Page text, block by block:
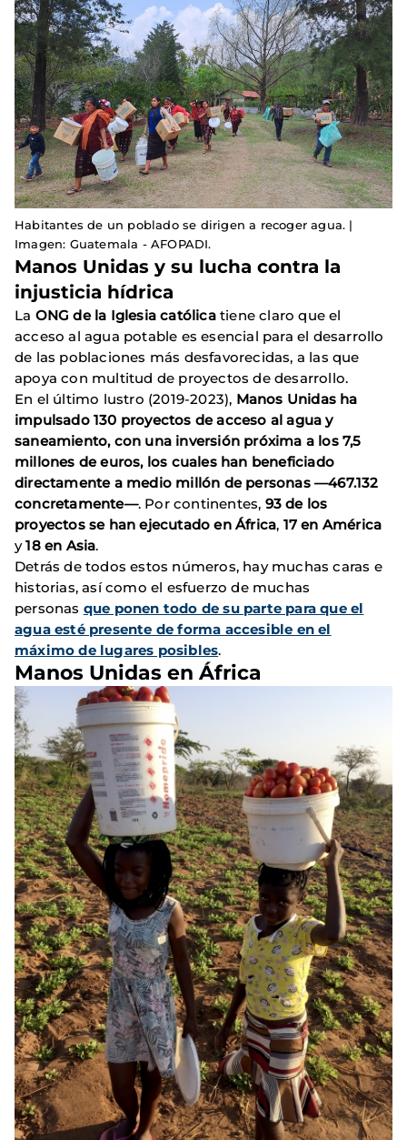
Habitantes de un poblado se dirigen a recoger agua. |
Imagen: Guatemala - AFOPADI.
Manos Unidas y su lucha contra la
injusticia hídrica
La ONG de la Iglesia católicatiene claro que el
acceso al agua potable es esencial para el desarrollo
de las poblaciones más desfavorecidas, a las que
apoya con multitud de proyectos de desarrollo.
En el último lustro (2019-2023), Manos Unidas ha
impulsado 130 proyectos de acceso al agua y
saneamiento, con una inversión próxima a los 7,5
millones de euros, los cuales han beneficiado
directamente a medio millón de personas —467.132
concretamente—. Por continentes, 93 de los
proyectos se han ejecutado en África, 17 en América
y18 en Asia.
Detrás de todos estos números, hay muchas caras e
historias, así como el esfuerzo de muchas
personas que ponen todo de su parte para que el
agua esté presente de forma accesible en el
máximo de lugares posibles.
Manos Unidas en África